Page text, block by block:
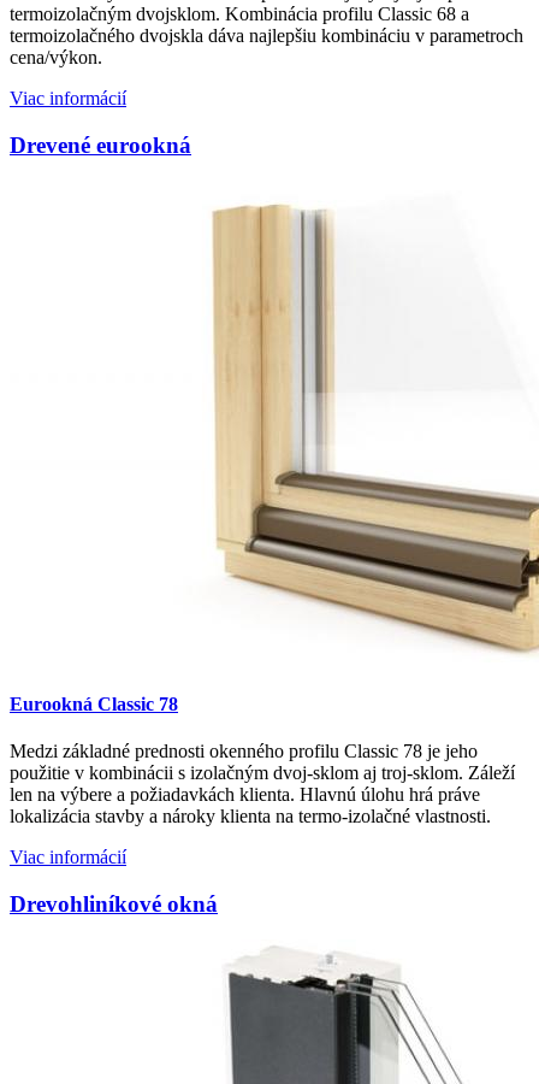
termoizolačným dvojsklom. Kombinácia profilu Classic 68 a
termoizolačného dvojskla dáva najlepšiu kombináciu v parametroch
cena/výkon.
Viac informácií
Drevené eurookná
Eurookná Classic 78
Medzi základné prednosti okenného profilu Classic 78 je jeho
použitie v kombinácii s izolačným dvoj-sklom aj troj-sklom. Záleží
len na výbere a požiadavkách klienta. Hlavnú úlohu hrá práve
lokalizácia stavby a nároky klienta na termo-izolačné vlastnosti.
Viac informácií
Drevohliníkové okná